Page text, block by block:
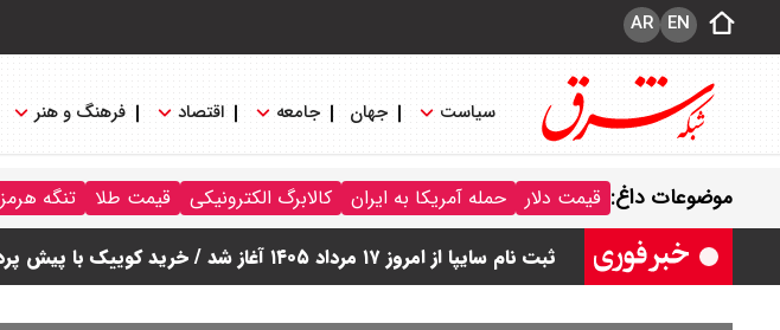
EN
AR
سیاست جهان جامعه اقتصاد فرهنگ و هنر
موضوعات داغ: قیمت دلار حمله آمریکا به ایران کالابرگ الکترونیکی قیمت طلا تنگه هرمز
قیمت محصولات سایپا امروز شنبه ۱۷ مرداد ۱۴۰۵ / قیمت اطلس چند؟ + جدول
قیمت محصولات ایران خودرو امروز شنبه ۱۷ مرداد ۱۴۰۵ / قیمت دنا چند ؟ + جدول
ثبت نام سایپا از امروز ۱۷ مرداد ۱۴۰۵ آغاز شد / خرید کوییک با پیش پرداخت ۵۰۰ میلیون تومان + لینک